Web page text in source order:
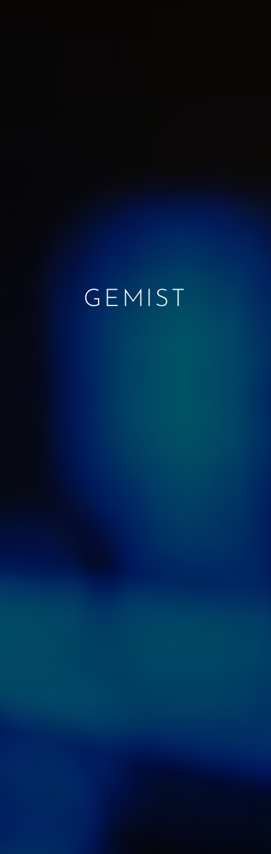
GEMIST